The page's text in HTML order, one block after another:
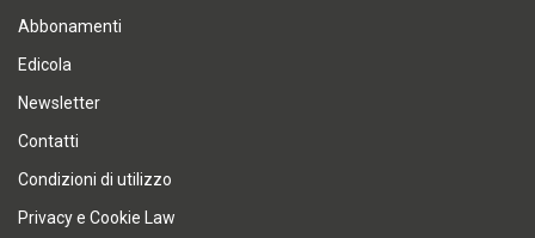
Abbonamenti
Edicola
Newsletter
Contatti
Condizioni di utilizzo
Privacy e Cookie Law